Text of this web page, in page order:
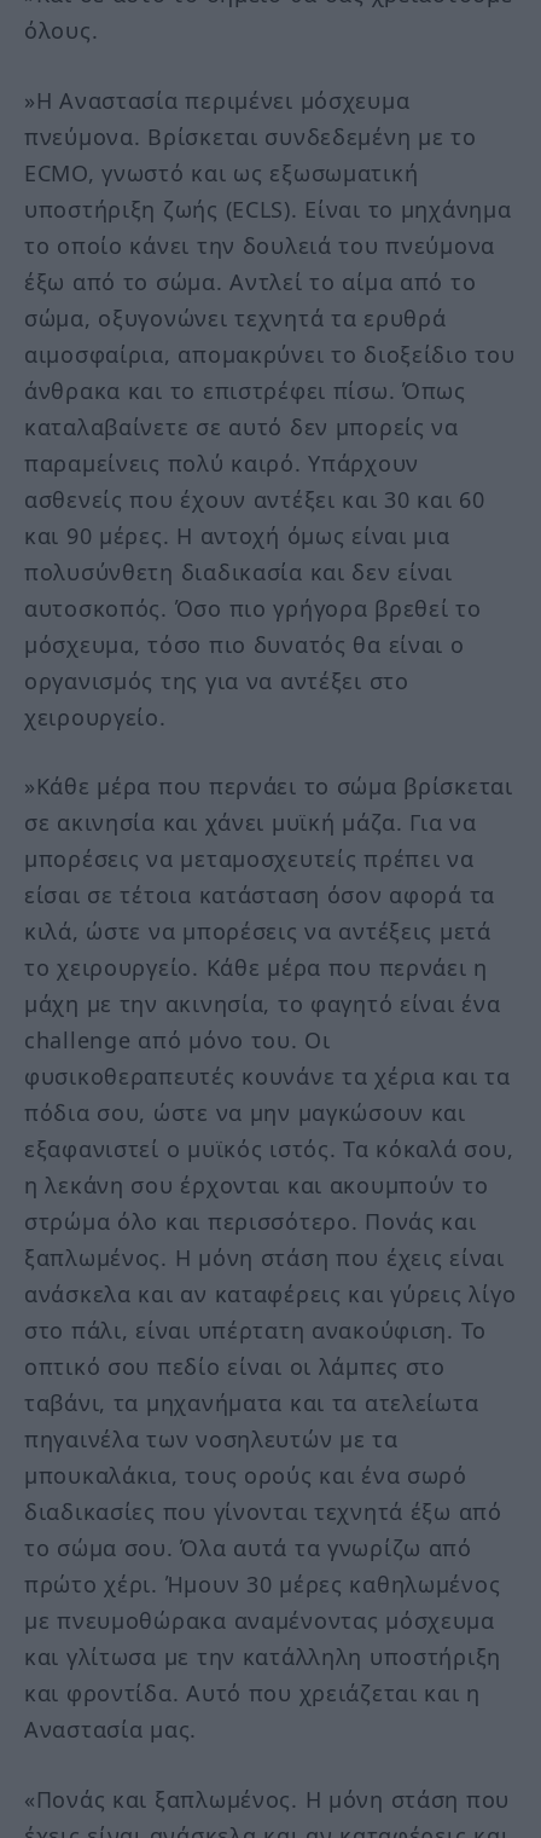
όλους.
»Η Αναστασία περιμένει μόσχευμα
πνεύμονα. Βρίσκεται συνδεδεμένη με το
ECMO, γνωστό και ως εξωσωματική
υποστήριξη ζωής (ECLS). Είναι το μηχάνημα
το οποίο κάνει την δουλειά του πνεύμονα
έξω από το σώμα. Αντλεί το αίμα από το
σώμα, οξυγονώνει τεχνητά τα ερυθρά
αιμοσφαίρια, απομακρύνει το διοξείδιο του
άνθρακα και το επιστρέφει πίσω. Όπως
καταλαβαίνετε σε αυτό δεν μπορείς να
παραμείνεις πολύ καιρό. Υπάρχουν
ασθενείς που έχουν αντέξει και 30 και 60
και 90 μέρες. Η αντοχή όμως είναι μια
πολυσύνθετη διαδικασία και δεν είναι
αυτοσκοπός. Όσο πιο γρήγορα βρεθεί το
μόσχευμα, τόσο πιο δυνατός θα είναι ο
οργανισμός της για να αντέξει στο
χειρουργείο.
»Κάθε μέρα που περνάει το σώμα βρίσκεται
σε ακινησία και χάνει μυϊκή μάζα. Για να
μπορέσεις να μεταμοσχευτείς πρέπει να
είσαι σε τέτοια κατάσταση όσον αφορά τα
κιλά, ώστε να μπορέσεις να αντέξεις μετά
το χειρουργείο. Κάθε μέρα που περνάει η
μάχη με την ακινησία, το φαγητό είναι ένα
challenge από μόνο του. Οι
φυσικοθεραπευτές κουνάνε τα χέρια και τα
πόδια σου, ώστε να μην μαγκώσουν και
εξαφανιστεί ο μυϊκός ιστός. Τα κόκαλά σου,
η λεκάνη σου έρχονται και ακουμπούν το
στρώμα όλο και περισσότερο. Πονάς και
ξαπλωμένος. Η μόνη στάση που έχεις είναι
ανάσκελα και αν καταφέρεις και γύρεις λίγο
στο πάλι, είναι υπέρτατη ανακούφιση. Το
οπτικό σου πεδίο είναι οι λάμπες στο
ταβάνι, τα μηχανήματα και τα ατελείωτα
πηγαινέλα των νοσηλευτών με τα
μπουκαλάκια, τους ορούς και ένα σωρό
διαδικασίες που γίνονται τεχνητά έξω από
το σώμα σου. Όλα αυτά τα γνωρίζω από
πρώτο χέρι. Ήμουν 30 μέρες καθηλωμένος
με πνευμοθώρακα αναμένοντας μόσχευμα
και γλίτωσα με την κατάλληλη υποστήριξη
και φροντίδα. Αυτό που χρειάζεται και η
Αναστασία μας.
«Πονάς και ξαπλωμένος. Η μόνη στάση που